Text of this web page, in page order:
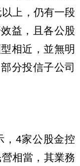
上，仍有一段
益，且各公股
相近，並無明
分投信子公司
，4家公股金控
相當，其業務